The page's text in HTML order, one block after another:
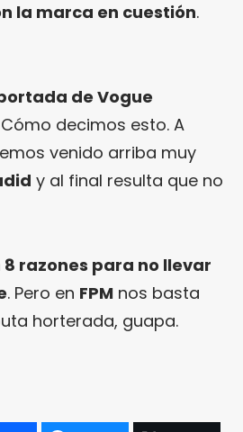
la marca en cuestión.
de Vogue
Cómo decimos esto. A
venido arriba muy
y al final resulta que no
8 razones para no llevar
. Pero en FPM nos basta
horterada, guapa.